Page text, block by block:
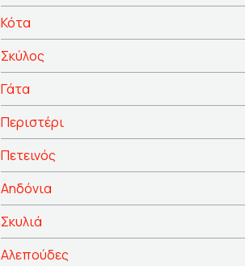
Κότα
Σκύλος
Γάτα
Περιστέρι
Πετεινός
Αηδόνια
Σκυλιά
Αλεπούδες